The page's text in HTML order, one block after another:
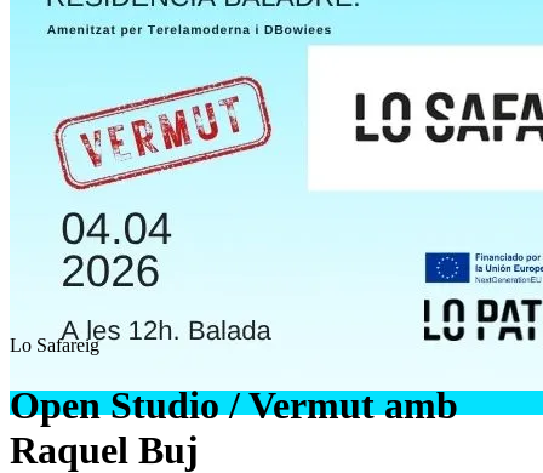
Lo Safareig
Open Studio / Vermut amb
Raquel Buj